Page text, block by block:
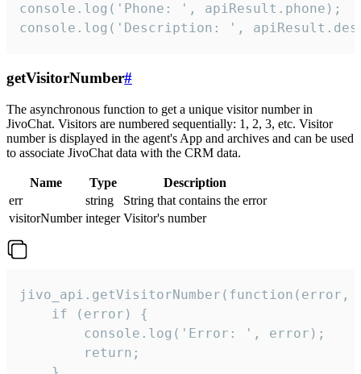
console.log('Phone: ', apiResult.phone);
console.log('Description: ',
getVisitorNumber#
The asynchronous function to get a unique visitor number in
JivoChat. Visitors are numbered sequentially: 1, 2, 3, etc. Visitor
number is displayed in the agent's App and archives and can be used
to associate JivoChat data with the CRM data.
Name Type
Description
err
string
String that contains the error
visitorNumber integer Visitor's number
jivo_api.getVisitorNumber(function(error,
    if (error) {
        console.log('Error: ', error);
        return;